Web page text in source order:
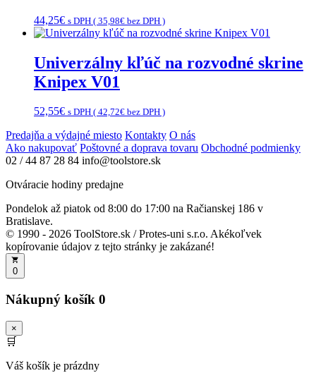
44,25€ s DPH ( 35,98€ bez DPH )
Univerzálny kľúč na rozvodné skrine
Knipex V01
52,55€ s DPH ( 42,72€ bez DPH )
Predajňa a výdajné miesto Kontakty O nás
Ako nakupovať Poštovné a doprava tovaru Obchodné podmienky
02 / 44 87 28 84 info@toolstore.sk
Otváracie hodiny predajne
Pondelok až piatok od 8:00 do 17:00 na Račianskej 186 v
Bratislave.
© 1990 - 2026 ToolStore.sk / Protes-uni s.r.o. Akékoľvek
kopírovanie údajov z tejto stránky je zakázané!
0
Nákupný košík 0
×
🛒
Váš košík je prázdny